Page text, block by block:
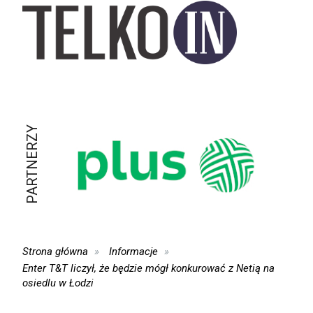
PARTNERZY
Strona główna
Informacje
Enter T&T liczył, że będzie mógł konkurować z Netią na
osiedlu w Łodzi